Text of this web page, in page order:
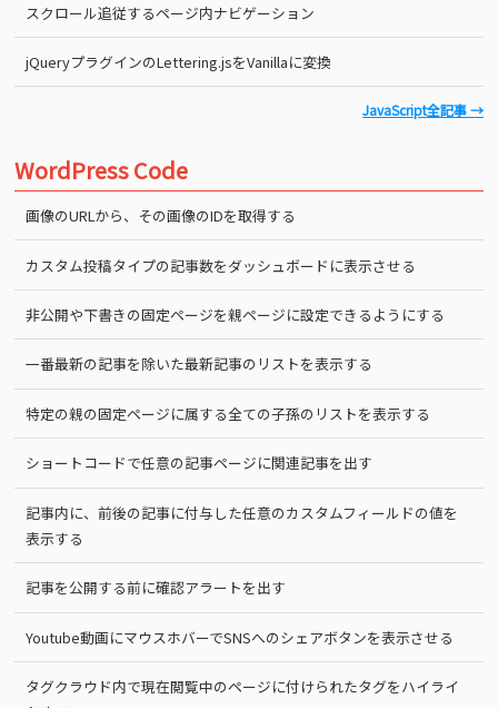
スクロール追従するページ内ナビゲーション
jQueryプラグインのLettering.jsをVanillaに変換
JavaScript全記事 →
WordPress Code
画像のURLから、その画像のIDを取得する
カスタム投稿タイプの記事数をダッシュボードに表示させる
非公開や下書きの固定ページを親ページに設定できるようにする
一番最新の記事を除いた最新記事のリストを表示する
特定の親の固定ページに属する全ての子孫のリストを表示する
ショートコードで任意の記事ページに関連記事を出す
記事内に、前後の記事に付与した任意のカスタムフィールドの値を
表示する
記事を公開する前に確認アラートを出す
Youtube動画にマウスホバーでSNSへのシェアボタンを表示させる
タグクラウド内で現在閲覧中のページに付けられたタグをハイライ